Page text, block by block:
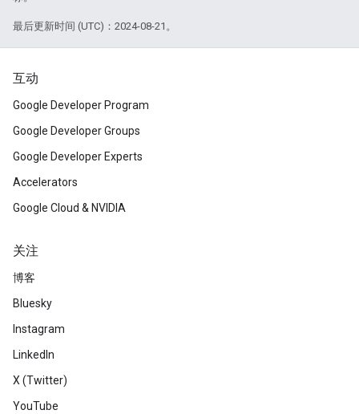
最后更新时间 (UTC)：2024-08-21。
互动
Google Developer Program
Google Developer Groups
Google Developer Experts
Accelerators
Google Cloud & NVIDIA
关注
博客
Bluesky
Instagram
LinkedIn
X (Twitter)
YouTube